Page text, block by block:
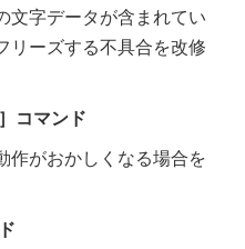
文字データが含まれてい
リーズする不具合を改修
コマンド
作がおかしくなる場合を